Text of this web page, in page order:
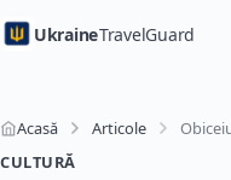
UkraineTravelGuard
Acasă Articole
CULTURĂ